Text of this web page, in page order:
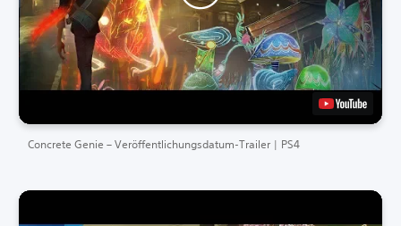
Concrete Genie – Veröffentlichungsdatum-Trailer | PS4